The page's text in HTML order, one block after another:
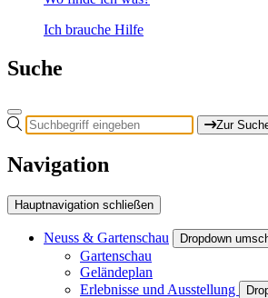
Ich brauche Hilfe
Suche
Zur
Navigation
Hauptnavigation schließen
Neuss & Gartenschau Dropdown
Gartenschau
Geländeplan
Erlebnisse und Ausstellung